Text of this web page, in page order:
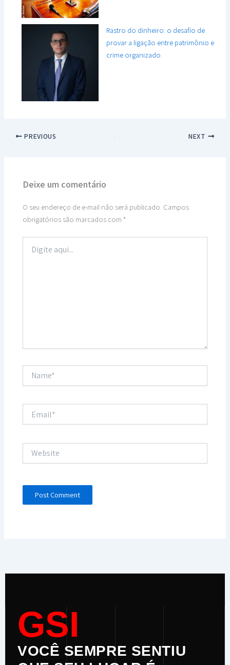
Rastro do dinheiro: o desafio de
provar a ligação entre patrimônio e
crime organizado
PREVIOUS NEXT
Deixe um comentário
O seu endereço de e-mail não será publicado. Campos
obrigatórios são marcados com*
aqui...
GSI
VOCÊ SEMPRE SENTIU